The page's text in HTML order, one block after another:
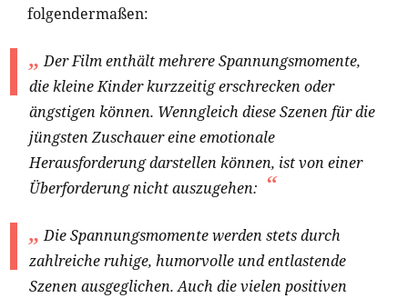
folgendermaßen:
Der Film enthält mehrere Spannungsmomente,
die kleine Kinder kurzzeitig erschrecken oder
ängstigen können. Wenngleich diese Szenen für die
jüngsten Zuschauer eine emotionale
Herausforderung darstellen können, ist von einer
Überforderung nicht auszugehen:
Die Spannungsmomente werden stets durch
zahlreiche ruhige, humorvolle und entlastende
Szenen ausgeglichen. Auch die vielen positiven